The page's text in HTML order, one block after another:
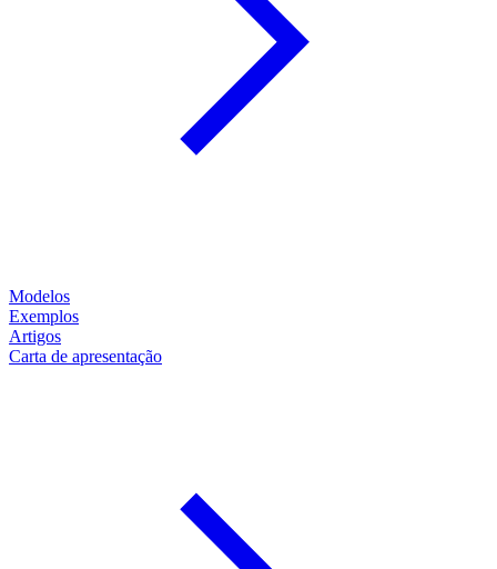
Modelos
Exemplos
Artigos
Carta de apresentação